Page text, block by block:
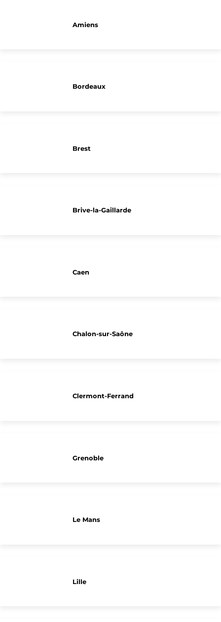
Amiens
Bordeaux
Brest
Brive-la-Gaillarde
Caen
Chalon-sur-Saône
Clermont-Ferrand
Grenoble
Le Mans
Lille